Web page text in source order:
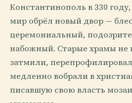
Константинополь в 330
мир обрёл новый двор —
церемониальный,
набожный. Старые храмы не
затмили,
медленно вобрали в
писавшую свою власть